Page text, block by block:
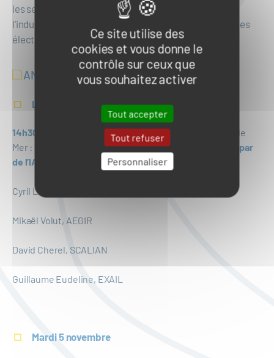
Ce site utilise des
cookies et vous donne le
contrôle sur ceux que
vous souhaitez activer
Tout accepter
Tout refuser
Personnaliser
les secteurs de la défense, de l'aérospatial et de
l'industrie. Elle propose des produits tels que des cartes
électroniques et des systèmes de communication.
ANIMATIONS
Lundi 4 novembre
14h30-15h, salle BREST: Conférence animée par le Pôle
Mer :
Drones multi-agents et management de mission par
de l’IA
Cyril Lévy, NAVAL GROUP
Mikaël Volut, AEGIR
David Cherel, SCALIAN
Guillaume Eudeline, EXAIL
Mardi 5 novembre